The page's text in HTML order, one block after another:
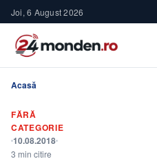
Joi, 6 August 2026
Acasă
FĂRĂ
CATEGORIE
10.08.2018
3 min citire